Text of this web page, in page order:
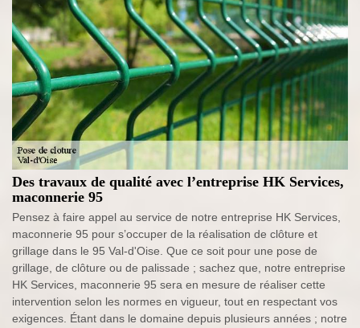
Des travaux de qualité avec l’entreprise HK Services,
maconnerie 95
Pensez à faire appel au service de notre entreprise HK Services,
maconnerie 95 pour s’occuper de la réalisation de clôture et
grillage dans le 95 Val-d'Oise. Que ce soit pour une pose de
grillage, de clôture ou de palissade ; sachez que, notre entreprise
HK Services, maconnerie 95 sera en mesure de réaliser cette
intervention selon les normes en vigueur, tout en respectant vos
exigences. Étant dans le domaine depuis plusieurs années ; notre